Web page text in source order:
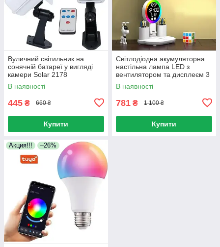
Вуличний світильник на
сонячній батареї у вигляді
камери Solar 2178
акумуляторний ліхтар із
пультом
В наявності
445 ₴ 660 ₴
Купити
Світлодіодна акумуляторна
настільна лампа LED з
вентилятором та дисплеєм 3
режими світла потужний
акумулятор
В наявності
781 ₴ 1 100 ₴
Купити
Акция!!! –26%